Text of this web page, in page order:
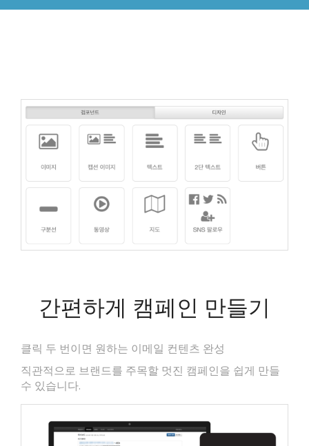
간편하게 캠페인 만들기
클릭 두 번이면 원하는 이메일 컨텐츠 완성
직관적으로 브랜드를 주목할 멋진 캠페인을 쉽게 만들
수 있습니다.